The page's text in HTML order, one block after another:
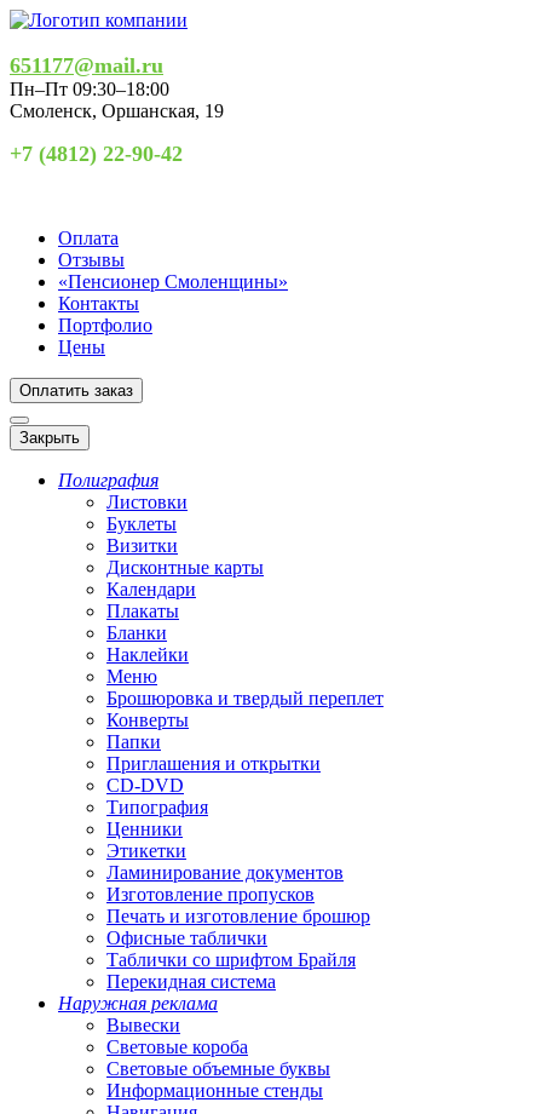
651177@mail.ru
Пн–Пт 09:30–18:00
Смоленск, Оршанская, 19
+7 (4812) 22-90-42
Оплата
Отзывы
«Пенсионер Смоленщины»
Контакты
Портфолио
Цены
Оплатить заказ
Закрыть
Полиграфия
Листовки
Буклеты
Визитки
Дисконтные карты
Календари
Плакаты
Бланки
Наклейки
Меню
Брошюровка и твердый переплет
Конверты
Папки
Приглашения и открытки
CD-DVD
Типография
Ценники
Этикетки
Ламинирование документов
Изготовление пропусков
Печать и изготовление брошюр
Офисные таблички
Таблички со шрифтом Брайля
Перекидная система
Наружная реклама
Вывески
Световые короба
Световые объемные буквы
Информационные стенды